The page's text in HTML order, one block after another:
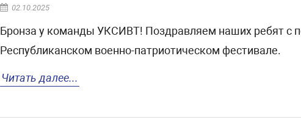
02.10.2025
Бронза у команды УКСИВТ! Поздравляем наших ребят с
Республиканском военно-патриотическом фестивале.
Читать далее...